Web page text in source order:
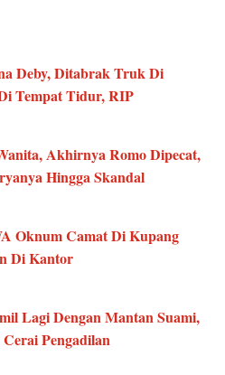
Deby, Ditabrak Truk Di
Tempat Tidur, RIP
Akhirnya Romo Dipecat,
Hingga Skandal
Oknum Camat Di Kupang
Di Kantor
Lagi Dengan Mantan Suami,
Pengadilan